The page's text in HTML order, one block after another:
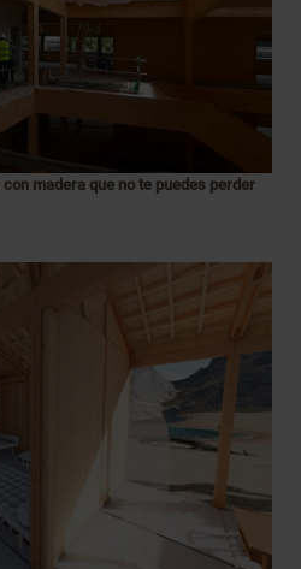
madera que no te puedes perder